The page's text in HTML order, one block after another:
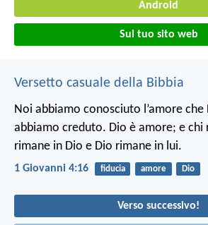
Android
Sul tuo sito web
Versetto casuale della Bibbia
Noi abbiamo conosciuto l’amore che
abbiamo creduto. Dio è amore; e chi
rimane in Dio e Dio rimane in lui.
1 Giovanni 4:16 fiducia amore Dio
Verso successivo!